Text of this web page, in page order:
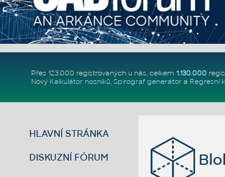
Přes 123.000 registrovaných u nás, celkem 1.130.000
Nový Kalkulátor nosníků, Spirograf generátor a Regresní
HLAVNÍ STRÁNKA
DISKUZNÍ FÓRUM